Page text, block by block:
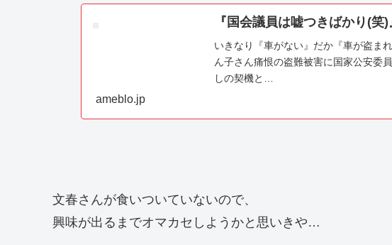
『国会議員は嘘つきばかり(笑)
いきなり『車がない』だか『車が盗ま
ん子さん痛恨の盗難被害に国家公安委
しの契機と…
ameblo.jp
文春さんが食いついていないので、
興味が出るまでオマカセしようかと思いきや…